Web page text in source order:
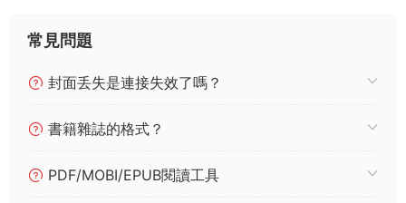
常見問題
封面丢失是連接失效了嗎？
書籍雜誌的格式？
PDF/MOBI/EPUB閱讀工具